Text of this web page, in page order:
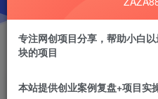
镇山的虎
专注网创项目分享，帮助小白
块的项目
本站提供创业案例复盘+项目实